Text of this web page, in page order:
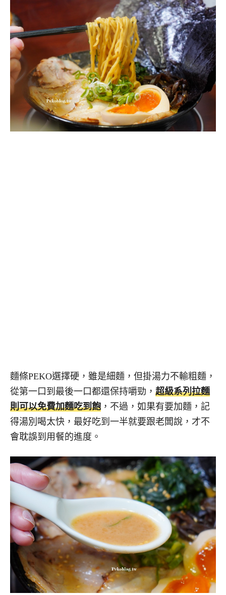
麵條PEKO選擇硬，雖是細麵，但掛湯力不輸粗麵，
從第一口到最後一口都還保持嚼勁， 超級系列拉麵
則可以免費加麵吃到飽 ，不過，如果有要加麵，記
得湯別喝太快，最好吃到一半就要跟老闆說，才不
會耽誤到用餐的進度。